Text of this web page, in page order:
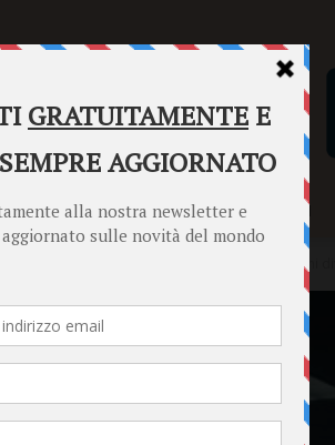
FORMULARI PUNTO INFORMAZIONI
Lavoro straordinario implicito: quando le riunioni